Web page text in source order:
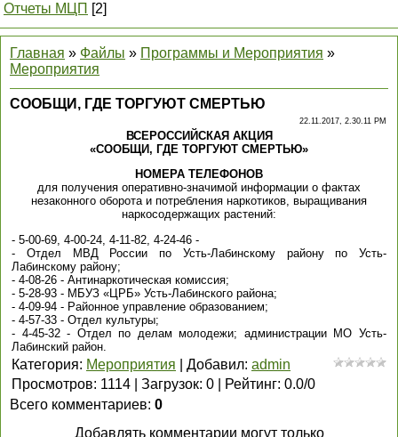
Отчеты МЦП [2]
Главная » Файлы » Программы и Мероприятия »
Мероприятия
СООБЩИ, ГДЕ ТОРГУЮТ СМЕРТЬЮ
22.11.2017, 2.30.11 PM
ВСЕРОССИЙСКАЯ АКЦИЯ
«СООБЩИ, ГДЕ ТОРГУЮТ СМЕРТЬЮ»
НОМЕРА ТЕЛЕФОНОВ
для получения оперативно-значимой информации о фактах
незаконного оборота и потребления наркотиков, выращивания
наркосодержащих растений:
- 5-00-69, 4-00-24, 4-11-82, 4-24-46 -
- Отдел МВД России по Усть-Лабинскому району по Усть-
Лабинскому району;
- 4-08-26 - Антинаркотическая комиссия;
- 5-28-93 - МБУЗ «ЦРБ» Усть-Лабинского района;
- 4-09-94 - Районное управление образованием;
- 4-57-33 - Отдел культуры;
- 4-45-32 - Отдел по делам молодежи; администрации МО Усть-
Лабинский район.
Категория: Мероприятия Добавил: admin
Просмотров: 1114 Загрузок: 0 Рейтинг: 0.0/0
Всего комментариев: 0
Добавлять комментарии могут только